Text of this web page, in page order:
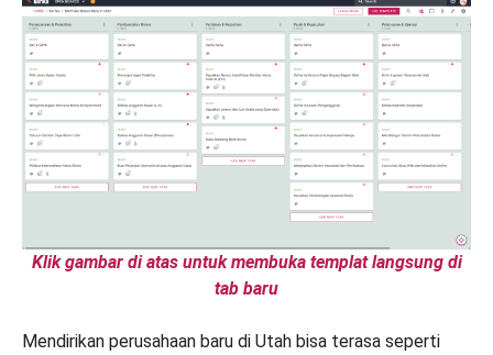
Klik gambar di atas untuk membuka templat langsung di
tab baru
Mendirikan perusahaan baru di Utah bisa terasa seperti